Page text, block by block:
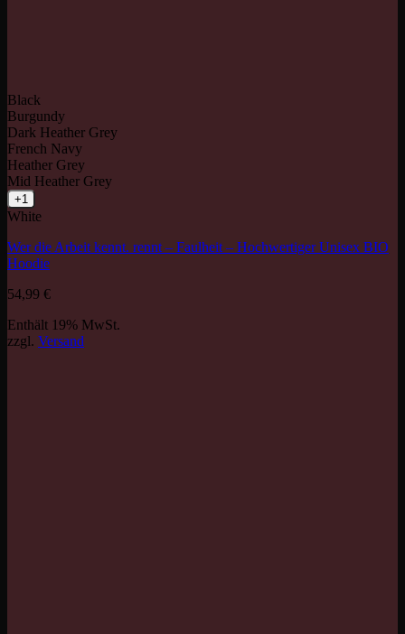
Black
Burgundy
Dark Heather Grey
French Navy
Heather Grey
Mid Heather Grey
+1
White
Wer die Arbeit kennt. rennt – Faulheit – Hochwertiger Unisex BIO
Hoodie
54,99 €
Enthält 19% MwSt.
zzgl. Versand